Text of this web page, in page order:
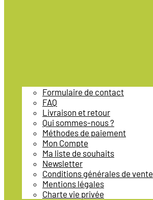
Formulaire de contact
FAQ
Livraison et retour
Qui sommes-nous ?
Méthodes de paiement
Mon Compte
Ma liste de souhaits
Newsletter
Conditions générales de vente
Mentions légales
Charte vie privée